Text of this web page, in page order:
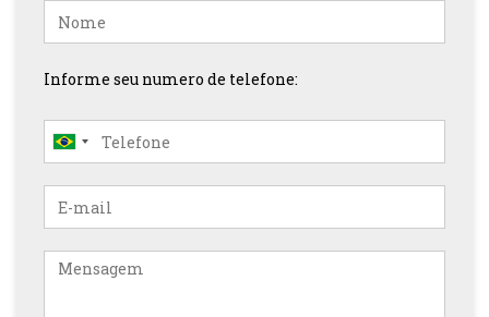
Nome
Informe seu numero de telefone:
E-
mail
Mensagem